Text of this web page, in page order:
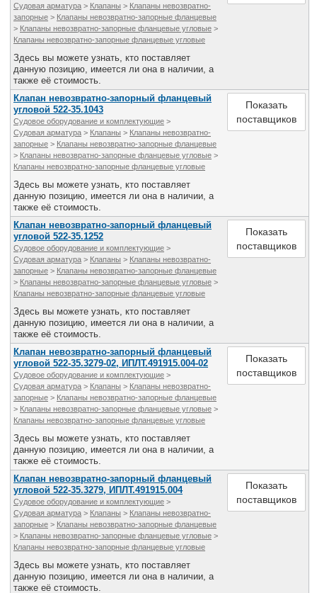
Судовая арматура > Клапаны > Клапаны невозвратно-
запорные > Клапаны невозвратно-запорные фланцевые
> Клапаны невозвратно-запорные фланцевые угловые >
Клапаны невозвратно-запорные фланцевые угловые
Здесь вы можете узнать, кто поставляет
данную позицию, имеется ли она в наличии, а
также её стоимость.
Клапан невозвратно-запорный фланцевый
угловой 522-35.1043
Судовое оборудование и комплектующие >
Судовая арматура > Клапаны > Клапаны невозвратно-
запорные > Клапаны невозвратно-запорные фланцевые
> Клапаны невозвратно-запорные фланцевые угловые >
Клапаны невозвратно-запорные фланцевые угловые
Здесь вы можете узнать, кто поставляет
данную позицию, имеется ли она в наличии, а
также её стоимость.
Показать
поставщиков
Клапан невозвратно-запорный фланцевый
угловой 522-35.1252
Судовое оборудование и комплектующие >
Судовая арматура > Клапаны > Клапаны невозвратно-
запорные > Клапаны невозвратно-запорные фланцевые
> Клапаны невозвратно-запорные фланцевые угловые >
Клапаны невозвратно-запорные фланцевые угловые
Здесь вы можете узнать, кто поставляет
данную позицию, имеется ли она в наличии, а
также её стоимость.
Показать
поставщиков
Клапан невозвратно-запорный фланцевый
угловой 522-35.3279-02, ИПЛТ.491915.004-02
Судовое оборудование и комплектующие >
Судовая арматура > Клапаны > Клапаны невозвратно-
запорные > Клапаны невозвратно-запорные фланцевые
> Клапаны невозвратно-запорные фланцевые угловые >
Клапаны невозвратно-запорные фланцевые угловые
Здесь вы можете узнать, кто поставляет
данную позицию, имеется ли она в наличии, а
также её стоимость.
Показать
поставщиков
Клапан невозвратно-запорный фланцевый
угловой 522-35.3279, ИПЛТ.491915.004
Судовое оборудование и комплектующие >
Судовая арматура > Клапаны > Клапаны невозвратно-
запорные > Клапаны невозвратно-запорные фланцевые
> Клапаны невозвратно-запорные фланцевые угловые >
Клапаны невозвратно-запорные фланцевые угловые
Здесь вы можете узнать, кто поставляет
данную позицию, имеется ли она в наличии, а
также её стоимость.
Показать
поставщиков